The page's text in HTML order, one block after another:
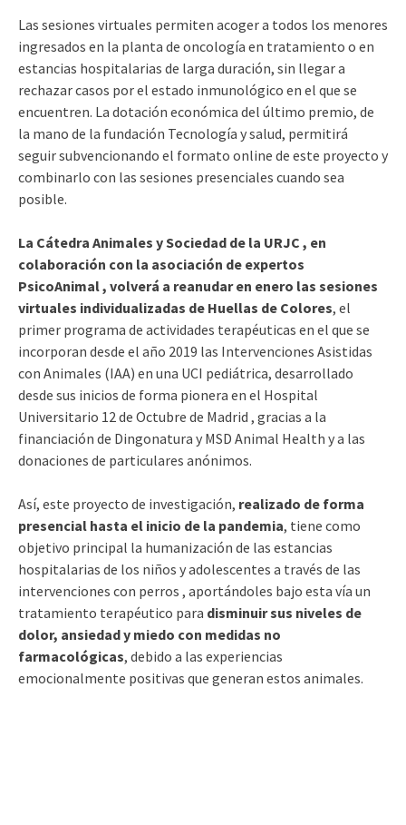
Las sesiones virtuales permiten acoger a todos los menores
ingresados en la planta de oncología en tratamiento o en
estancias hospitalarias de larga duración, sin llegar a
rechazar casos por el estado inmunológico en el que se
encuentren. La dotación económica del último premio, de
la mano de la fundación Tecnología y salud, permitirá
seguir subvencionando el formato online de este proyecto y
combinarlo con las sesiones presenciales cuando sea
posible.
La Cátedra Animales y Sociedad de la URJC , en
colaboración con la asociación de expertos
PsicoAnimal , volverá a reanudar en enero las sesiones
virtuales individualizadas de Huellas de Colores, el
primer programa de actividades terapéuticas en el que se
incorporan desde el año 2019 las Intervenciones Asistidas
con Animales (IAA) en una UCI pediátrica, desarrollado
desde sus inicios de forma pionera en el Hospital
Universitario 12 de Octubre de Madrid , gracias a la
financiación de Dingonatura y MSD Animal Health y a las
donaciones de particulares anónimos.
Así, este proyecto de investigación, realizado de forma
presencial hasta el inicio de la pandemia, tiene como
objetivo principal la humanización de las estancias
hospitalarias de los niños y adolescentes a través de las
intervenciones con perros , aportándoles bajo esta vía un
tratamiento terapéutico para disminuir sus niveles de
dolor, ansiedad y miedo con medidas no
farmacológicas, debido a las experiencias
emocionalmente positivas que generan estos animales.